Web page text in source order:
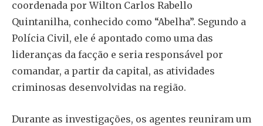
coordenada por Wilton Carlos Rabello
Quintanilha, conhecido como “Abelha”. Segundo a
Polícia Civil, ele é apontado como uma das
lideranças da facção e seria responsável por
comandar, a partir da capital, as atividades
criminosas desenvolvidas na região.
Durante as investigações, os agentes reuniram um